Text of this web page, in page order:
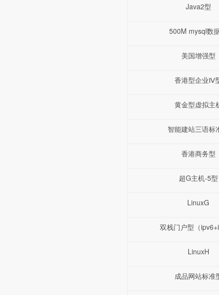
Java2型
500M mysql数
美国增强型
香港型企业Ⅳ
黄金型虚拟主
智能建站三语标
香港商务型
超G主机-5型
LinuxG
双栈门户型（
LinuxH
成品网站标准